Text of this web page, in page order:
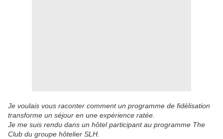
Je voulais vous raconter comment un programme de fidélisation
transforme un séjour en une expérience ratée.
Je me suis rendu dans un hôtel participant au programme The
Club du groupe hôtelier SLH.